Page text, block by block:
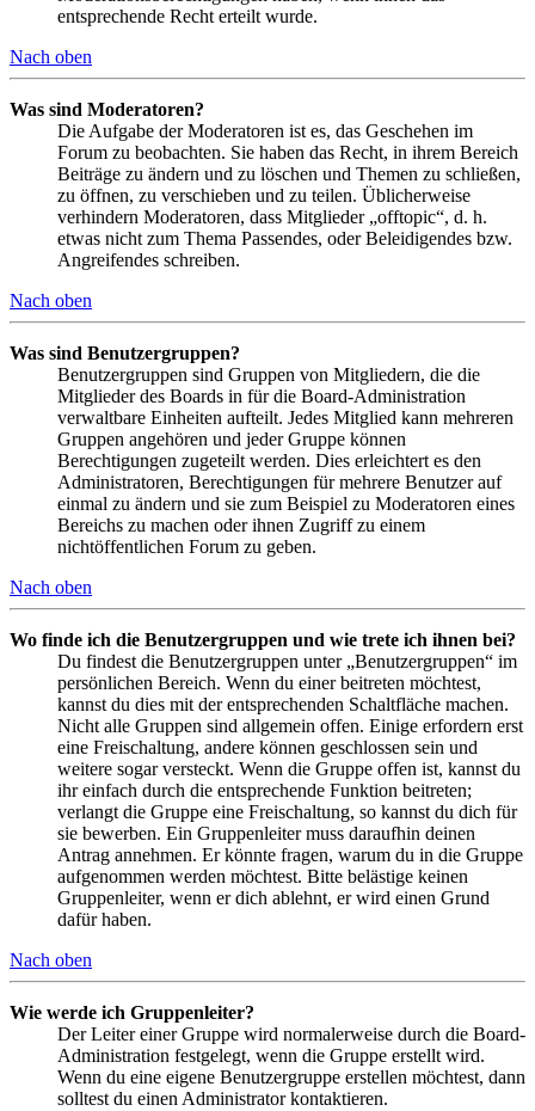
entsprechende Recht erteilt wurde.
Nach oben
Was sind Moderatoren?
Die Aufgabe der Moderatoren ist es, das Geschehen im
Forum zu beobachten. Sie haben das Recht, in ihrem Bereich
Beiträge zu ändern und zu löschen und Themen zu schließen,
zu öffnen, zu verschieben und zu teilen. Üblicherweise
verhindern Moderatoren, dass Mitglieder „offtopic“, d. h.
etwas nicht zum Thema Passendes, oder Beleidigendes bzw.
Angreifendes schreiben.
Nach oben
Was sind Benutzergruppen?
Benutzergruppen sind Gruppen von Mitgliedern, die die
Mitglieder des Boards in für die Board-Administration
verwaltbare Einheiten aufteilt. Jedes Mitglied kann mehreren
Gruppen angehören und jeder Gruppe können
Berechtigungen zugeteilt werden. Dies erleichtert es den
Administratoren, Berechtigungen für mehrere Benutzer auf
einmal zu ändern und sie zum Beispiel zu Moderatoren eines
Bereichs zu machen oder ihnen Zugriff zu einem
nichtöffentlichen Forum zu geben.
Nach oben
Wo finde ich die Benutzergruppen und wie trete ich ihnen bei?
Du findest die Benutzergruppen unter „Benutzergruppen“ im
persönlichen Bereich. Wenn du einer beitreten möchtest,
kannst du dies mit der entsprechenden Schaltfläche machen.
Nicht alle Gruppen sind allgemein offen. Einige erfordern erst
eine Freischaltung, andere können geschlossen sein und
weitere sogar versteckt. Wenn die Gruppe offen ist, kannst du
ihr einfach durch die entsprechende Funktion beitreten;
verlangt die Gruppe eine Freischaltung, so kannst du dich für
sie bewerben. Ein Gruppenleiter muss daraufhin deinen
Antrag annehmen. Er könnte fragen, warum du in die Gruppe
aufgenommen werden möchtest. Bitte belästige keinen
Gruppenleiter, wenn er dich ablehnt, er wird einen Grund
dafür haben.
Nach oben
Wie werde ich Gruppenleiter?
Der Leiter einer Gruppe wird normalerweise durch die Board-
Administration festgelegt, wenn die Gruppe erstellt wird.
Wenn du eine eigene Benutzergruppe erstellen möchtest, dann
solltest du einen Administrator kontaktieren.